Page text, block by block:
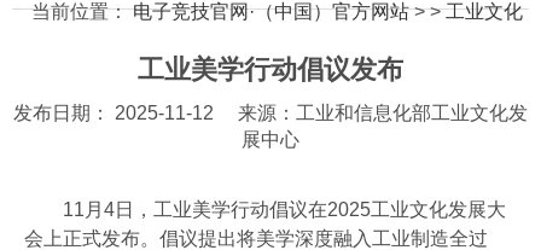
电子竞技官网·（中国）官方网站
省级政策
地方政策
工业视频
当前位置：电子竞技官网·（中国）官方网站>>工业文化
工业美学行动倡议发布
发布日期： 2025-11-12
来源：工业和信息化部工业文化发
展中心
11月4日，工业美学行动倡议在2025工业文化发展大
会上正式发布。倡议提出将美学深度融入工业制造全过